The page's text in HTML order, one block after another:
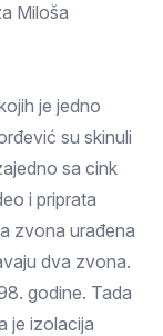
Miloša
je jedno
su skinuli
sa cink
i priprata
zvona urađena
dva zvona.
godine. Tada
je izolacija